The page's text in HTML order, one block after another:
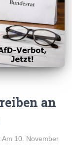
an
Am 10. November